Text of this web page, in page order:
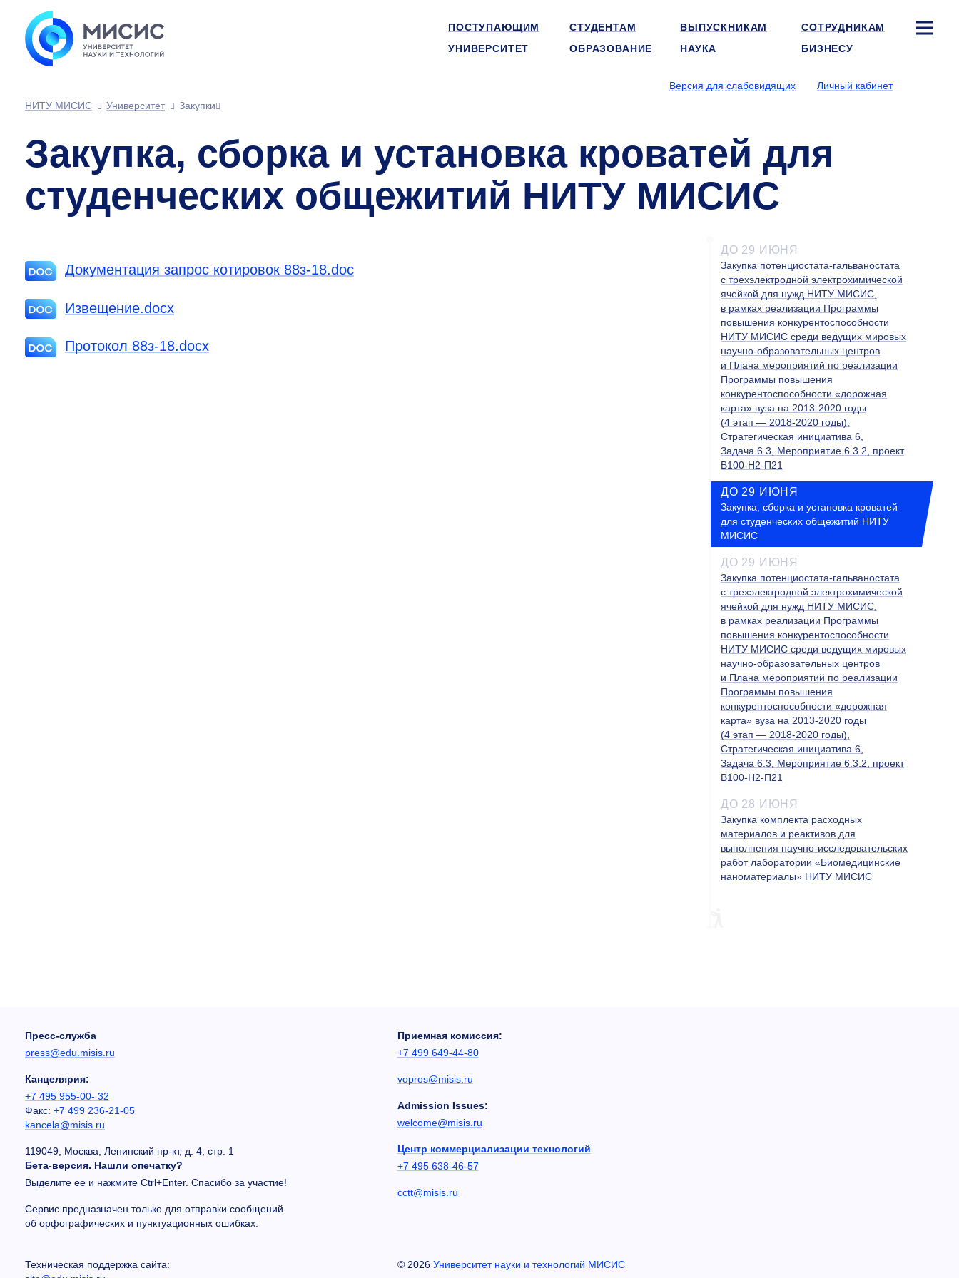
ПОСТУПАЮЩИМ СТУДЕНТАМ ВЫПУСКНИКАМ
СОТРУДНИКАМ
УНИВЕРСИТЕТ
ОБРАЗОВАНИЕ НАУКА БИЗНЕСУ
Версия для слабовидящих
Личный кабинет
НИТУ МИСИС
Университет Закупки
Закупка, сборка и установка кроватей для
студенческих общежитий НИТУ МИСИС
Документация запрос котировок 88з-18.doc
Извещение.docx
Протокол 88з-18.docx
ДО 29 ИЮНЯ
Закупка потенциостата-гальваностата
с трехэлектродной электрохимической
ячейкой для нужд НИТУ МИСИС,
в рамках реализации Программы
повышения конкурентоспособности
НИТУ МИСИС среди ведущих мировых
научно-образовательных центров
и Плана мероприятий по реализации
Программы повышения
конкурентоспособности «дорожная
карта» вуза на 2013-2020 годы
(4 этап — 2018-2020 годы),
Стратегическая инициатива 6,
Задача 6.3, Мероприятие 6.3.2, проект
В100-Н2-П21
ДО 29 ИЮНЯ
Закупка, сборка и установка кроватей
для студенческих общежитий НИТУ
МИСИС
ДО 29 ИЮНЯ
Закупка потенциостата-гальваностата
с трехэлектродной электрохимической
ячейкой для нужд НИТУ МИСИС,
в рамках реализации Программы
повышения конкурентоспособности
НИТУ МИСИС среди ведущих мировых
научно-образовательных центров
и Плана мероприятий по реализации
Программы повышения
конкурентоспособности «дорожная
карта» вуза на 2013-2020 годы
(4 этап — 2018-2020 годы),
Стратегическая инициатива 6,
Задача 6.3, Мероприятие 6.3.2, проект
В100-Н2-П21
ДО 28 ИЮНЯ
Закупка комплекта расходных
материалов и реактивов для
выполнения научно-исследовательских
работ лаборатории «Биомедицинские
наноматериалы» НИТУ МИСИС
Пресс-служба
press@edu.misis.ru
Канцелярия:
+7 495 955-00- 32
Факс: +7 499 236-21-05
kancela@misis.ru
119049, Москва, Ленинский пр-кт, д. 4, стр. 1
Бета-версия. Нашли опечатку?
Выделите ее и нажмите Ctrl+Enter. Спасибо за участие!
Сервис предназначен только для отправки сообщений
об орфографических и пунктуационных ошибках.
Приемная комиссия:
+7 499 649-44-80
vopros@misis.ru
Admission Issues:
welcome@misis.ru
Центр коммерциализации технологий
+7 495 638-46-57
cctt@misis.ru
Техническая поддержка сайта:
© 2026 Университет науки и технологий МИСИС